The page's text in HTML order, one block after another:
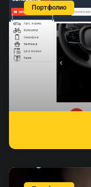
Портфолио